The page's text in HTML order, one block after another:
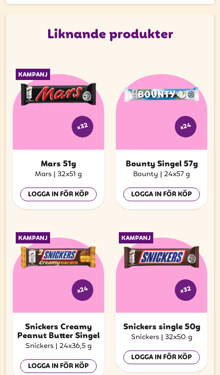
nyheter och erbjudanden.
PRENUMERERA
Liknande produkter
KAMPANJ
x32
Mars 51g
Mars | 32x51 g
LOGGA IN FÖR KÖP
x24
Bounty Singel 57g
Bounty | 24x57 g
LOGGA IN FÖR KÖP
KAMPANJ
x24
Snickers Creamy
Peanut Butter Singel
Snickers | 24x36,5 g
LOGGA IN FÖR KÖP
KAMPANJ
x32
Snickers single 50g
Snickers | 32x50 g
LOGGA IN FÖR KÖP